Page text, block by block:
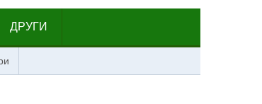
ДРУГИ